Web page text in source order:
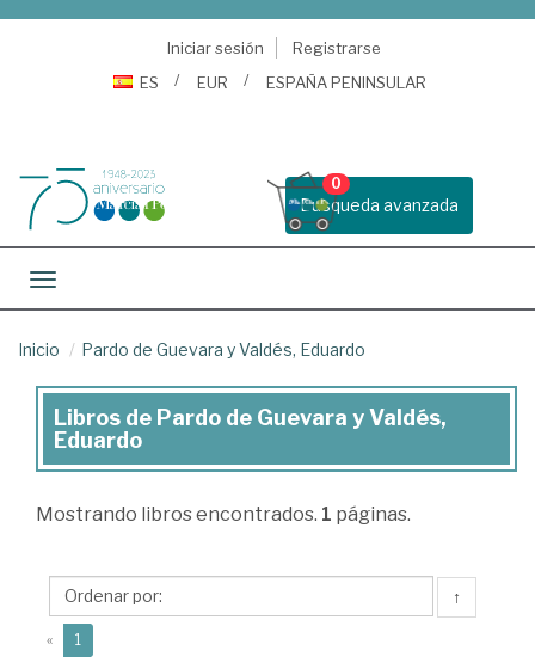
Iniciar sesión
Registrarse
ES
EUR ESPAÑA PENINSULAR
Busqueda avanzada
0
Toggle navigation
Inicio Pardo de Guevara y Valdés, Eduardo
Libros
de
Pardo
Guevara
y
Valdés,
Libros de Pardo de Guevara y Valdés,
Eduardo
Mostrando libros encontrados. 1 páginas.
↑
« 1